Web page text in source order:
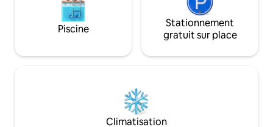
Piscine
Stationnement
gratuit sur place
Climatisation